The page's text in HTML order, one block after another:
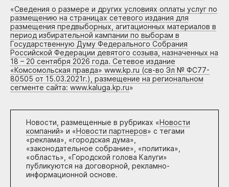
«Сведения о размере и других условиях оплаты услуг по
размещению на страницах сетевого издания для
размещения предвыборных, агитационных материалов в
период избирательной кампании по выборам в
Государственную Думу Федерального Собрания
Российской Федерации девятого созыва, назначенных на
18 – 20 сентября 2026 года. Сетевое издание
«Комсомольская правда» www.kp.ru (св-во Эл № ФС77-
80505 от 15.03.2021г.), размещение на региональном
сегменте сайта: www.kaluga.kp.ru»
Новости, размещенные в рубриках «Новости
компаний» и «Новости партнеров» с тегами
«реклама», «городская дума»,
«законодательное собрание», «политика»,
«область», «Городской голова Калуги»
публикуются на договорной, рекламно-
информационной основе.